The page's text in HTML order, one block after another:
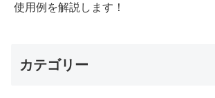
使用例を解説します！
カテゴリー